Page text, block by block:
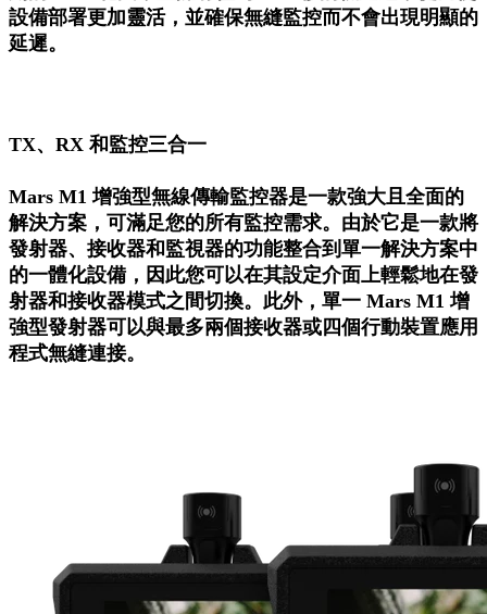
設備部署更加靈活，並確保無縫監控而不會出現明顯的
延遲。
TX、RX 和監控三合一
Mars M1 增強型無線傳輸監控器是一款強大且全面的
解決方案，可滿足您的所有監控需求。由於它是一款將
發射器、接收器和監視器的功能整合到單一解決方案中
的一體化設備，因此您可以在其設定介面上輕鬆地在發
射器和接收器模式之間切換。此外，單一 Mars M1 增
強型發射器可以與最多兩個接收器或四個行動裝置應用
程式無縫連接。